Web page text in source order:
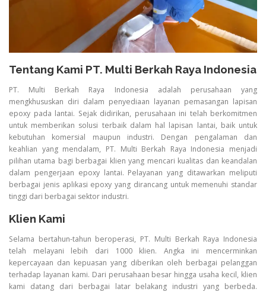
Tentang Kami PT. Multi Berkah Raya Indonesia
PT. Multi Berkah Raya Indonesia adalah perusahaan yang
mengkhususkan diri dalam penyediaan layanan pemasangan lapisan
epoxy pada lantai. Sejak didirikan, perusahaan ini telah berkomitmen
untuk memberikan solusi terbaik dalam hal lapisan lantai, baik untuk
kebutuhan komersial maupun industri. Dengan pengalaman dan
keahlian yang mendalam, PT. Multi Berkah Raya Indonesia menjadi
pilihan utama bagi berbagai klien yang mencari kualitas dan keandalan
dalam pengerjaan epoxy lantai. Pelayanan yang ditawarkan meliputi
berbagai jenis aplikasi epoxy yang dirancang untuk memenuhi standar
tinggi dari berbagai sektor industri.
Klien Kami
Selama bertahun-tahun beroperasi, PT. Multi Berkah Raya Indonesia
telah melayani lebih dari 1000 klien. Angka ini mencerminkan
kepercayaan dan kepuasan yang diberikan oleh berbagai pelanggan
terhadap layanan kami. Dari perusahaan besar hingga usaha kecil, klien
kami datang dari berbagai latar belakang industri yang berbeda.